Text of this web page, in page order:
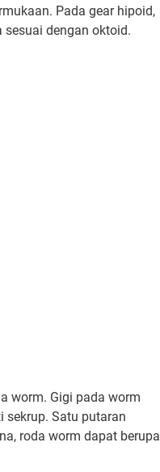
Pada gear hipoid,
dengan oktoid.
worm. Gigi pada worm
sekrup. Satu putaran
roda worm dapat berupa